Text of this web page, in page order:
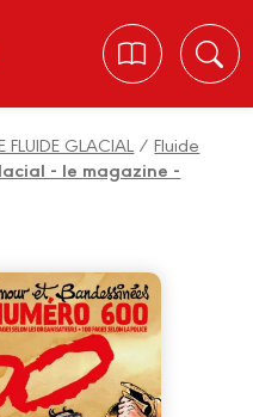
GLACIAL /Fluide
- le magazine -